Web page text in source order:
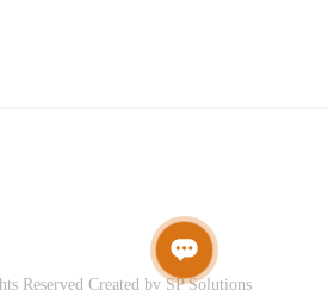
Reserved Created by SP Solutions